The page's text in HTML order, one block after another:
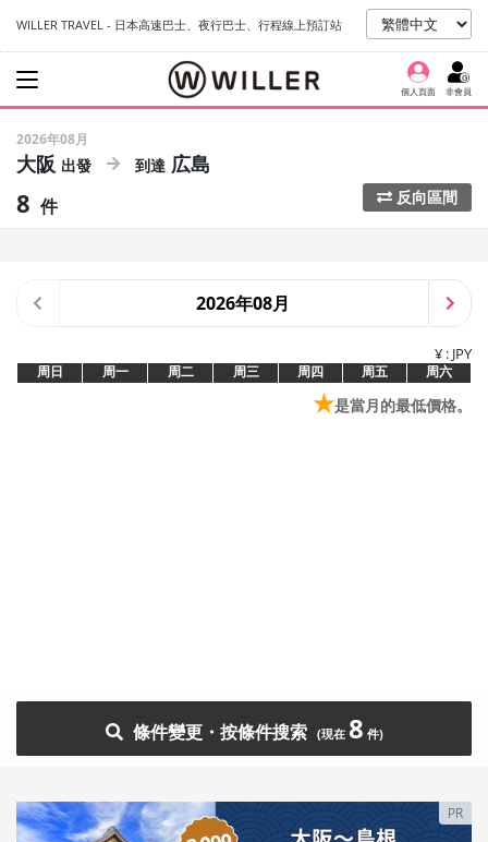
WILLER TRAVEL - 日本高速巴士、夜行巴士、行程線上預訂站
個人頁面 非會員
2026年08月
大阪 広島
8 件 反向區間
2026年08月
¥ : JPY
周日 周一 周二 周三 周四 周五 周六
★是當月的最低價格。
條件變更・按條件搜索 8
PR